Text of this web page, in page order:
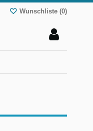
Wunschliste (0)